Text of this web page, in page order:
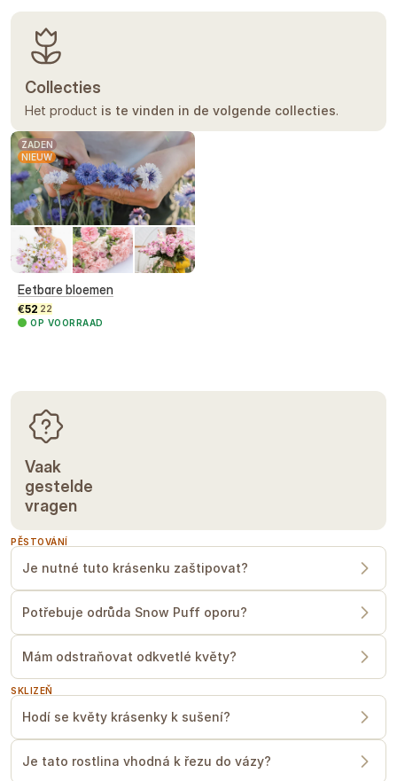
Collecties
Het product is te vinden in de volgende collecties.
ZADEN
NIEUW
Eetbare bloemen
€52 22
OP VOORRAAD
Vaak
gestelde
vragen
PĚSTOVÁNÍ
Je nutné tuto krásenku zaštipovat?
Potřebuje odrůda Snow Puff oporu?
Mám odstraňovat odkvetlé květy?
SKLIZEŇ
Hodí se květy krásenky k sušení?
Je tato rostlina vhodná k řezu do vázy?